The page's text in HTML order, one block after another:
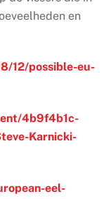
en
12/possible-eu-
4b9f4b1c-
Karnicki-
eel-